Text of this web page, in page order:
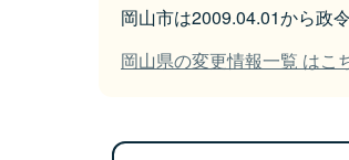
岡山市は2009.04.01から政
岡山県の変更情報一覧 はこ